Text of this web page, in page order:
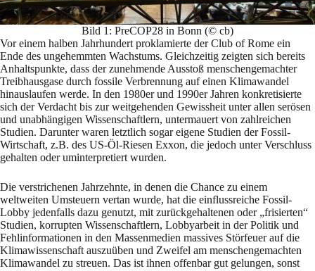
Bild 1: PreCOP28 in Bonn (© cb)
Vor einem halben Jahrhundert proklamierte der Club of Rome ein
Ende des ungehemmten Wachstums. Gleichzeitig zeigten sich bereits
Anhaltspunkte, dass der zunehmende Ausstoß menschengemachter
Treibhausgase durch fossile Verbrennung auf einen Klimawandel
hinauslaufen werde. In den 1980er und 1990er Jahren konkretisierte
sich der Verdacht bis zur weitgehenden Gewissheit unter allen serösen
und unabhängigen Wissenschaftlern, untermauert von zahlreichen
Studien. Darunter waren letztlich sogar eigene Studien der Fossil-
Wirtschaft, z.B. des US-Öl-Riesen Exxon, die jedoch unter Verschluss
gehalten oder uminterpretiert wurden.
Die verstrichenen Jahrzehnte, in denen die Chance zu einem
weltweiten Umsteuern vertan wurde, hat die einflussreiche Fossil-
Lobby jedenfalls dazu genutzt, mit zurückgehaltenen oder „frisierten“
Studien, korrupten Wissenschaftlern, Lobbyarbeit in der Politik und
Fehlinformationen in den Massenmedien massives Störfeuer auf die
Klimawissenschaft auszuüben und Zweifel am menschengemachten
Klimawandel zu streuen. Das ist ihnen offenbar gut gelungen, sonst